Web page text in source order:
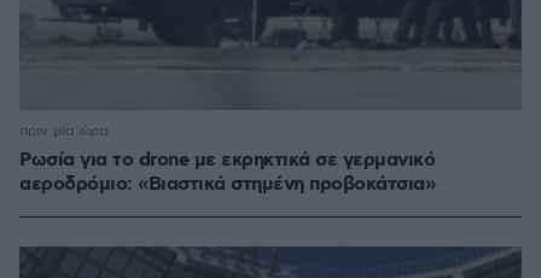
Ρωσία για το drone με εκρηκτικά σε γερμανικό
αεροδρόμιο: «Βιαστικά στημένη προβοκάτσια»
πριν μία ώρα